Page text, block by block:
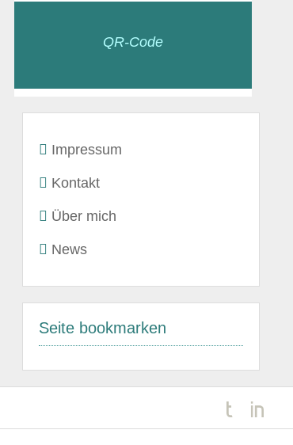
QR-Code
Impressum
Kontakt
Über mich
News
Seite bookmarken
Kundenbewertungen und Erfahrungen zu
Rainer Stegmaier Finanz&Versicherungsservice
98%
Empfehlungen auf
ProvenExpert.com
SEHR GUT